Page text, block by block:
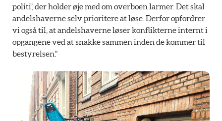
politi’, der holder øje med om overboen larmer. Det skal
andelshaverne selv prioritere at løse. Derfor opfordrer
vi også til, at andelshaverne løser konflikterne internt i
opgangene ved at snakke sammen inden de kommer til
bestyrelsen.“